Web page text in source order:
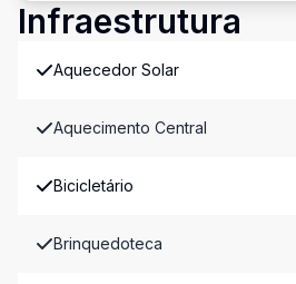
Infraestrutura
Aquecedor Solar
Aquecimento Central
Bicicletário
Brinquedoteca